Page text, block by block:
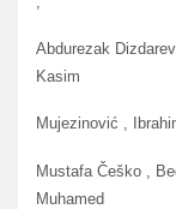
Abdurezak
Kasim
Mujezinović ,
Mustafa Češko ,
Muhamed